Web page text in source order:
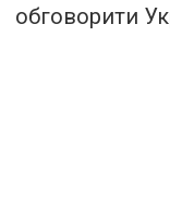
обговорити